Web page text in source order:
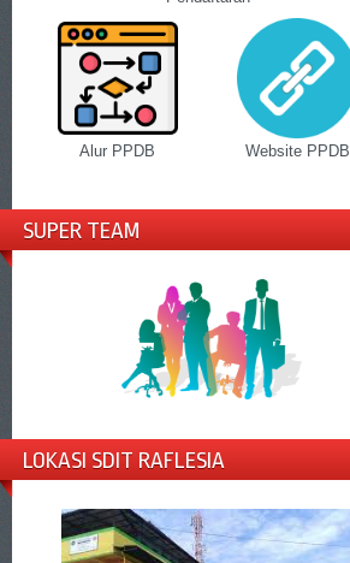
Alur PPDB Website PPDB
SUPER TEAM
LOKASI SDIT RAFLESIA